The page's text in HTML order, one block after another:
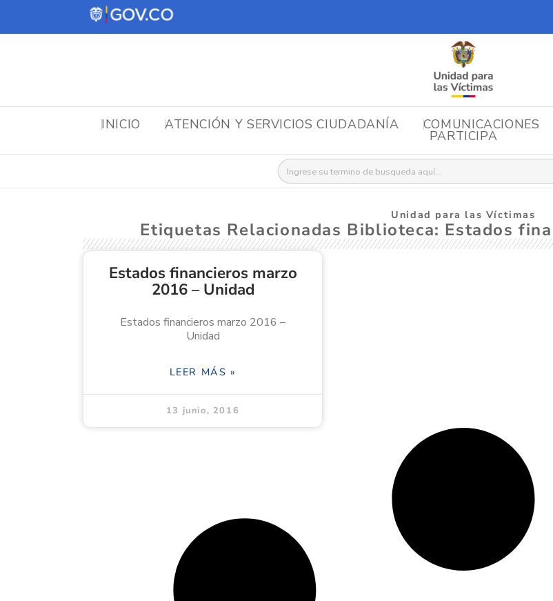
INICIO ATENCIÓN Y SERVICIOS CIUDADANÍA COMUNICACIONES
PARTICIPA
Buscar:
Unidad para las Víctimas
Etiquetas Relacionadas Biblioteca: Estados
Estados financieros marzo
2016 – Unidad
Estados financieros marzo 2016 –
Unidad
LEER MÁS »
13 junio, 2016